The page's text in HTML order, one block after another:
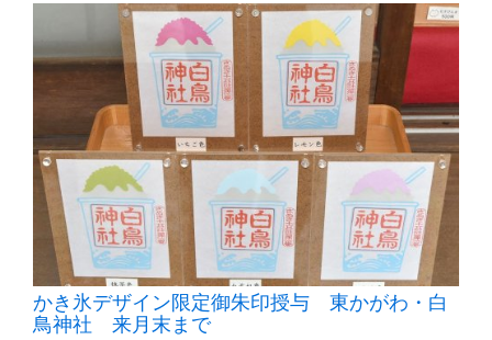
かき氷デザイン限定御朱印授与 東かがわ・白
鳥神社 来月末まで